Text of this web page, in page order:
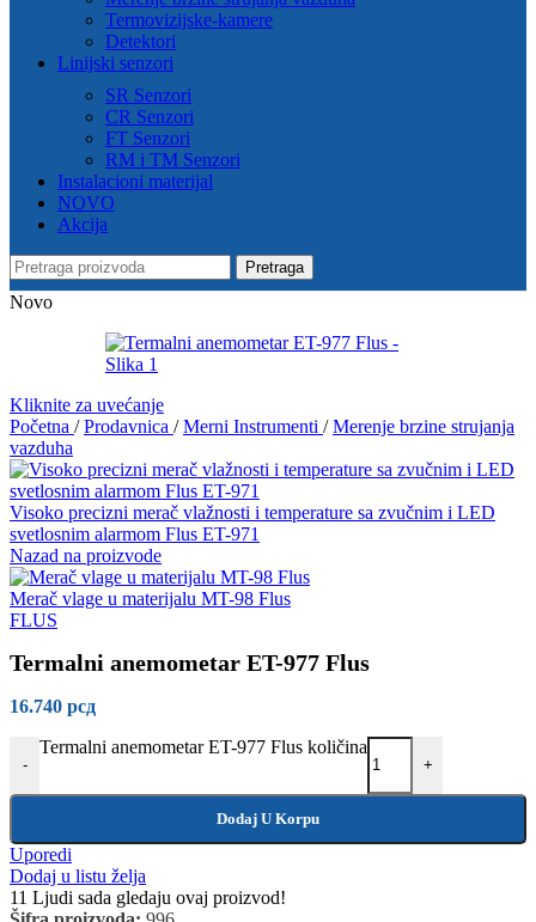
Termovizijske-kamere
Detektori
Linijski senzori
SR Senzori
CR Senzori
FT Senzori
RM i TM Senzori
Instalacioni materijal
NOVO
Akcija
Pretraga
Novo
Kliknite za uvećanje
Početna / Prodavnica / Merni Instrumenti / Merenje brzine strujanja
vazduha
Visoko precizni merač vlažnosti i temperature sa zvučnim i LED
svetlosnim alarmom Flus ET-971
Nazad na proizvode
Merač vlage u materijalu MT-98 Flus
FLUS
Termalni anemometar ET-977 Flus
16.740 рсд
-
Termalni anemometar ET-977 Flus količina
+
Dodaj U Korpu
Uporedi
Dodaj u listu želja
11 Ljudi sada gledaju ovaj proizvod!